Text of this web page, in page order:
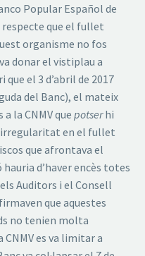
Popular Español de
respecte que el fullet
organisme no fos
donar el vistiplau a
que el 3 d’abril de 2017
del Banc), el mateix
la CNMV que potserhi
irregularitat en el fullet
que afrontava el
d’haver encès totes
Auditors i el Consell
que aquestes
no tenien molta
es va limitar a